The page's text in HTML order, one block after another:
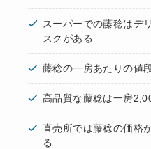
スーパーでの藤稔はデ
スクがある
藤稔の一房あたりの値
高品質な藤稔は一房
直売所では藤稔の価格
る